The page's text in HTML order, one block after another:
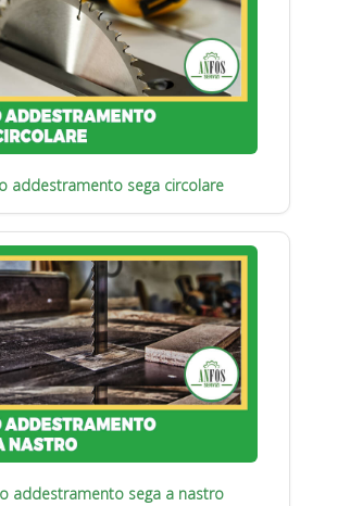
addestramento sega circolare
addestramento sega a nastro